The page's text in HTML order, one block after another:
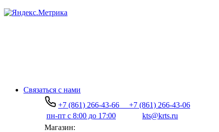
Связаться с нами
+7 (861) 266-43-66
+7 (861) 266-43-06
пн-пт с 8:00 до 17:00
kts@krts.ru
Магазин: